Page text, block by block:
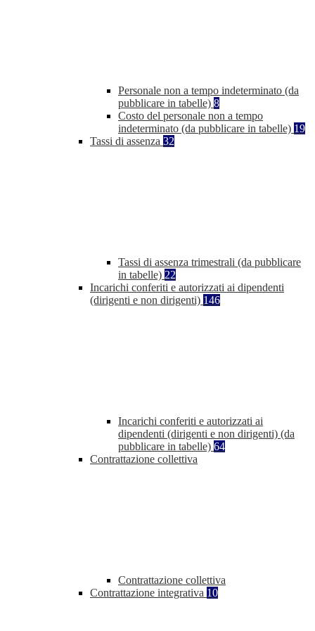
Personale non a tempo indeterminato (da
pubblicare in tabelle) 8
Costo del personale non a tempo
indeterminato (da pubblicare in tabelle) 19
Tassi di assenza 32
Tassi di assenza trimestrali (da pubblicare
in tabelle) 22
Incarichi conferiti e autorizzati ai dipendenti
(dirigenti e non dirigenti) 146
Incarichi conferiti e autorizzati ai
dipendenti (dirigenti e non dirigenti) (da
pubblicare in tabelle) 64
Contrattazione collettiva
Contrattazione collettiva
Contrattazione integrativa 10